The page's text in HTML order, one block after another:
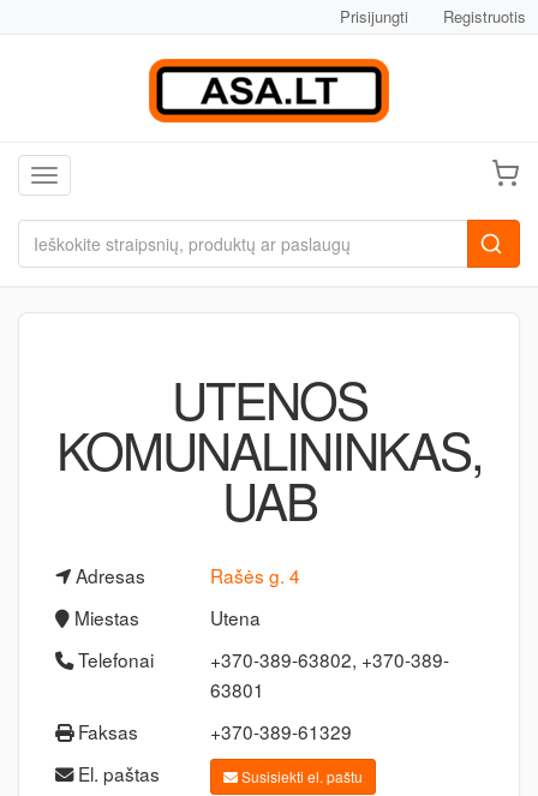
Prisijungti Registruotis
Toggle navigation
UTENOS
KOMUNALININKAS,
UAB
Adresas
Rašės g. 4
Miestas
Utena
Telefonai
+370-389-63802, +370-389-
63801
Faksas
+370-389-61329
El. paštas
Susisiekti el. paštu